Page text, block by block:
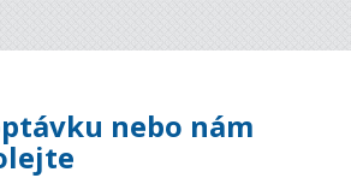
nebo nám